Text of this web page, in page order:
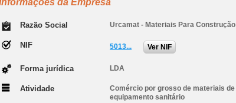
da Empresa
Razão Social Urcamat - Materiais Para
NIF 5013... Ver NIF
Forma jurídica LDA
Atividade
Comércio por grosso de materiais
equipamento sanitário